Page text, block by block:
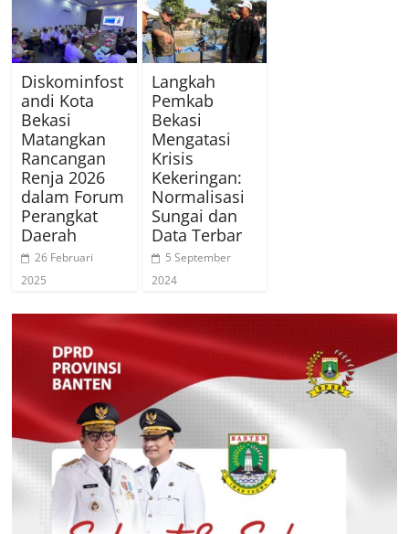
Diskominfost
andi Kota
Bekasi
Matangkan
Rancangan
Renja 2026
dalam Forum
Perangkat
Daerah
26 Februari
2025
Langkah
Pemkab
Bekasi
Mengatasi
Krisis
Kekeringan:
Normalisasi
Sungai dan
Data Terbar
5 September
2024